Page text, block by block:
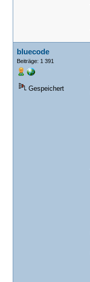
bluecode
Beiträge: 1 391
Gespeichert